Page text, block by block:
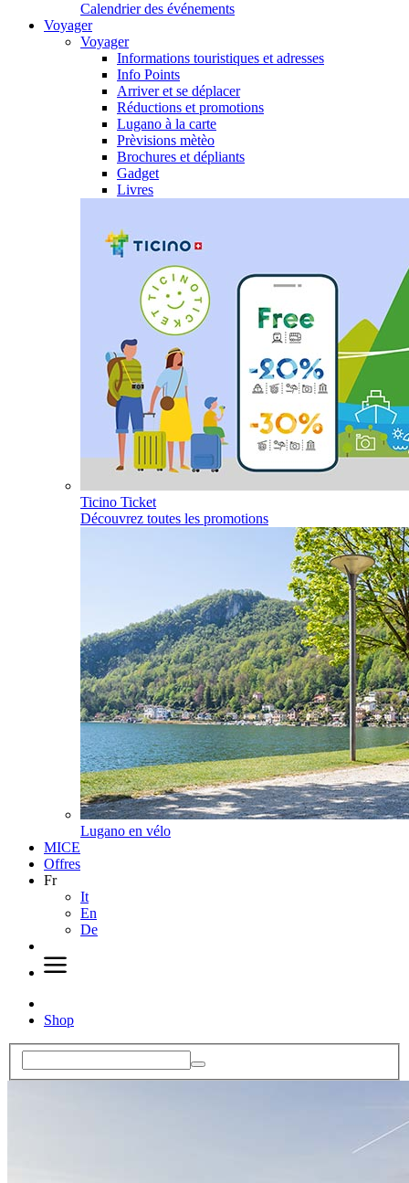
Calendrier des événements
Voyager
Voyager
Informations touristiques et adresses
Info Points
Arriver et se déplacer
Réductions et promotions
Lugano à la carte
Prèvisions mètèo
Brochures et dépliants
Gadget
Livres
Ticino Ticket
Découvrez toutes les promotions
Lugano en vélo
MICE
Offres
Fr
It
En
De
Shop